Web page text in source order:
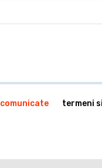
comunicate termeni